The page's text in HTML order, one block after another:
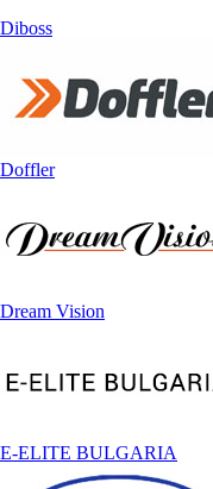
Diboss
Doffler
Dream Vision
E-ELITE BULGARIA